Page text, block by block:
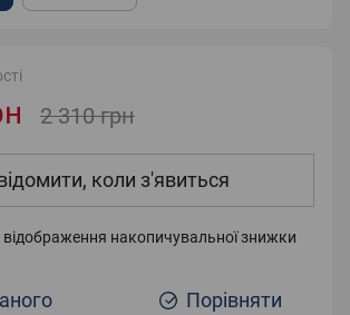
2 310 грн
коли з'явиться
відображення накопичувальної знижки
Порівняти